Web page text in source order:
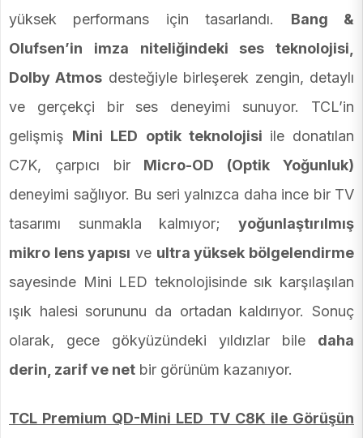
yüksek performans için tasarlandı. Bang &
Olufsen’in imza niteliğindeki ses teknolojisi,
Dolby Atmos desteğiyle birleşerek zengin, detaylı
ve gerçekçi bir ses deneyimi sunuyor. TCL’in
gelişmiş Mini LED optik teknolojisi ile donatılan
C7K, çarpıcı bir Micro-OD (Optik Yoğunluk)
deneyimi sağlıyor. Bu seri yalnızca daha ince bir TV
tasarımı sunmakla kalmıyor; yoğunlaştırılmış
mikro lens yapısı ve ultra yüksek bölgelendirme
sayesinde Mini LED teknolojisinde sık karşılaşılan
ışık halesi sorununu da ortadan kaldırıyor. Sonuç
olarak, gece gökyüzündeki yıldızlar bile daha
derin, zarif ve net bir görünüm kazanıyor.
TCL Premium QD-Mini LED TV C8K ile Görüşün